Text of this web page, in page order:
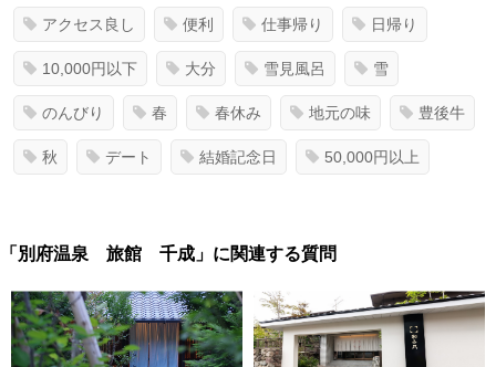
アクセス良し 便利 仕事帰り 日帰り
10,000円以下 大分 雪見風呂 雪
のんびり 春 春休み 地元の味 豊後牛
秋 デート 結婚記念日 50,000円以上
「別府温泉 旅館 千成」に関連する質問